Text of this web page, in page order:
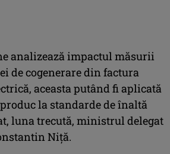
analizează impactul măsurii
de cogenerare din factura
aceasta putând fi aplicată
la standarde de înaltă
luna trecută, ministrul delegat
Niţă.